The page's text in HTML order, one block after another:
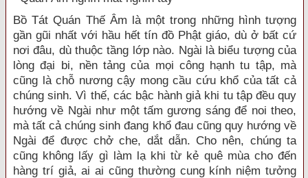
Bồ Tát Quán Thế Âm là một trong những hình tượng
gần gũi nhất với hầu hết tín đồ Phật giáo, dù ở bất cứ
nơi đâu, dù thuộc tầng lớp nào. Ngài là biểu tượng của
lòng đại bi, nền tảng của mọi công hạnh tu tập, mà
cũng là chỗ nương cậy mong cầu cứu khổ của tất cả
chúng sinh. Vì thế, các bậc hành giả khi tu tập đều quy
hướng về Ngài như một tấm gương sáng để noi theo,
mà tất cả chúng sinh đang khổ đau cũng quy hướng về
Ngài để được chở che, dắt dẫn. Cho nên, chúng ta
cũng không lấy gì làm lạ khi từ kẻ quê mùa cho đến
hàng trí giả, ai ai cũng thường cung kính niệm tưởng